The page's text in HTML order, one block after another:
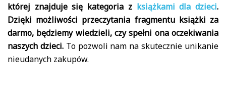
której znajduje się kategoria z książkami dla dzieci.
Dzięki możliwości przeczytania fragmentu książki za
darmo, będziemy wiedzieli, czy spełni ona oczekiwania
naszych dzieci.To pozwoli nam na skutecznie unikanie
nieudanych zakupów.